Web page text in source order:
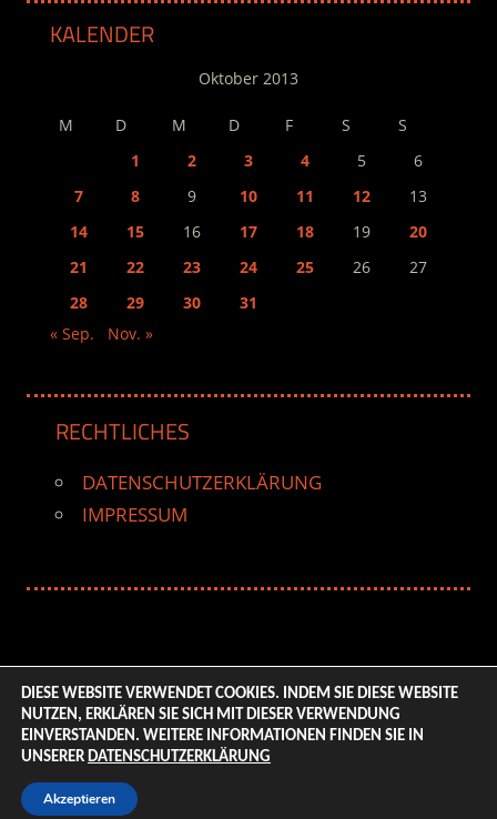
KALENDER
Oktober 2013
M D M D F S
S
1
2 3 4 5
6
7
8 9 10 11 12
13
14
15 16 17 18 19
20
21
22 23 24 25 26
27
28
29 30
31
« Sep.
Nov. »
RECHTLICHES
DATENSCHUTZERKLÄRUNG
IMPRESSUM
© 2026 ENTERTAINMENT BASE – Life & Style Magazine.
All Rights Reserved. | Based on
DIESE WEBSITE VERWENDET COOKIES. INDEM SIE DIESE WEBSITE
NUTZEN, ERKLÄREN SIE SICH MIT DIESER VERWENDUNG
EINVERSTANDEN. WEITERE INFORMATIONEN FINDEN SIE IN
UNSERER DATENSCHUTZERKLÄRUNG
Akzeptieren